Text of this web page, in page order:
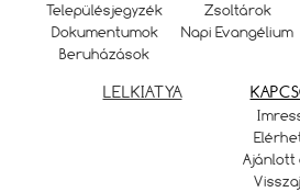
Településjegyzék
Dokumentumok
Beruházások
Zsoltárok
Napi Evangélium
LELKIATYA
Ajánlott